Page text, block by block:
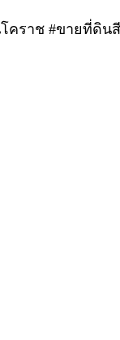
าช #ขายที่ดิน